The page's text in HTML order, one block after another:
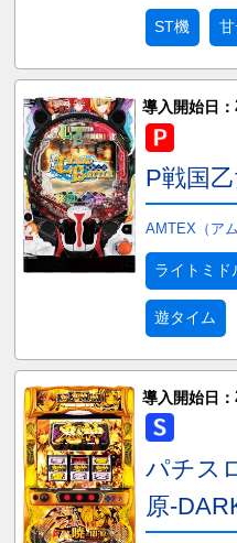
ST機
導入開始日：
P戦国
AMTEX（ア
ライトミド
遊タイム
導入開始日：
パチス
原-